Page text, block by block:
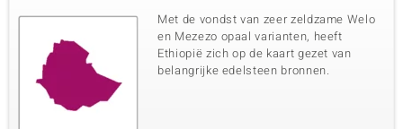
Met de vondst van zeer zeldzame Welo
en Mezezo opaal varianten, heeft
Ethiopië zich op de kaart gezet van
belangrijke edelsteen bronnen.